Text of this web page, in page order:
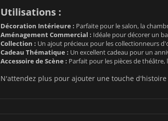
Utilisations :
Décoration Intérieure : Parfaite pour le salon, la
Aménagement Commercial : Idéale pour décorer un
Collection : Un ajout précieux pour les collectionneurs
Cadeau Thématique : Un excellent cadeau pour un
Accessoire de Scène : Parfait pour les pièces de
N'attendez plus pour ajouter une touche d'histoire